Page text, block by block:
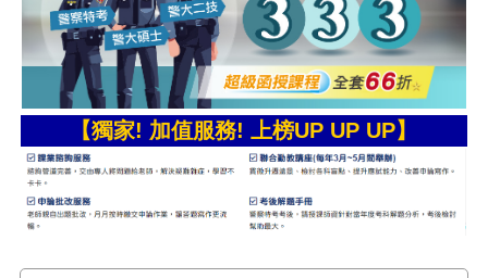
【獨家! 加值服務! 上榜UP UP UP】